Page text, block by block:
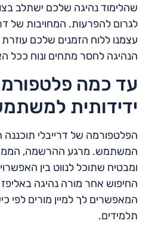
שהלימוד נהיגה שלכם ישתלב
לגרום להפרעות. המחויבות של
עצמנו ללוח הזמנים שלכם
הנהיגה לחסר מתחים ונוח ככל
עד כמה
ידידותית
הפלטפורמה של דרייבלי
המשתמש. מרגע ההרשמה, הממשק
ומבטיח שתוכל לנווט בין
החיפוש אחר מורה נהיגה
המאפשרים לך למיין מורים לפי
תלמידים.